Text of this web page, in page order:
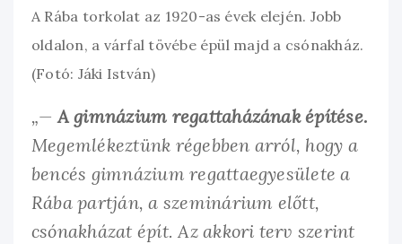
A Rába torkolat az 1920-as évek elején. Jobb
oldalon, a várfal tövébe épül majd a csónakház.
(Fotó: Jáki István)
„—A gimnázium regattaházának építése.
Megemlékeztünk régebben arról, hogy a
bencés gimnázium regattaegyesülete a
Rába partján, a szeminárium előtt,
csónakházat épít. Az akkori terv szerint